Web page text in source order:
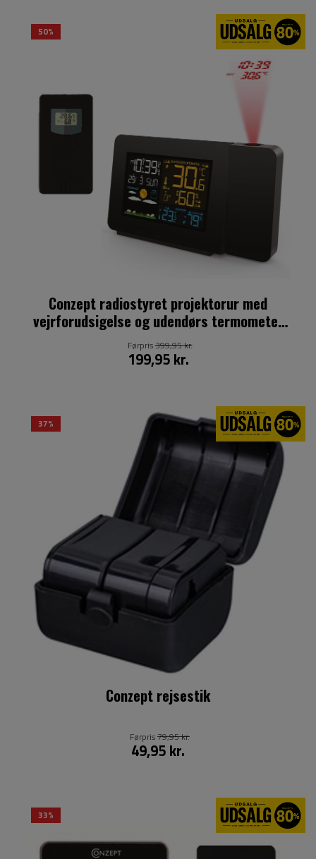
50%
Conzept radiostyret projektorur med
vejrforudsigelse og udendørs termometer
inkl. adapter
199,95 kr.
Førpris399,95 kr.
37%
Conzept rejsestik
49,95 kr.
Førpris79,95 kr.
33%